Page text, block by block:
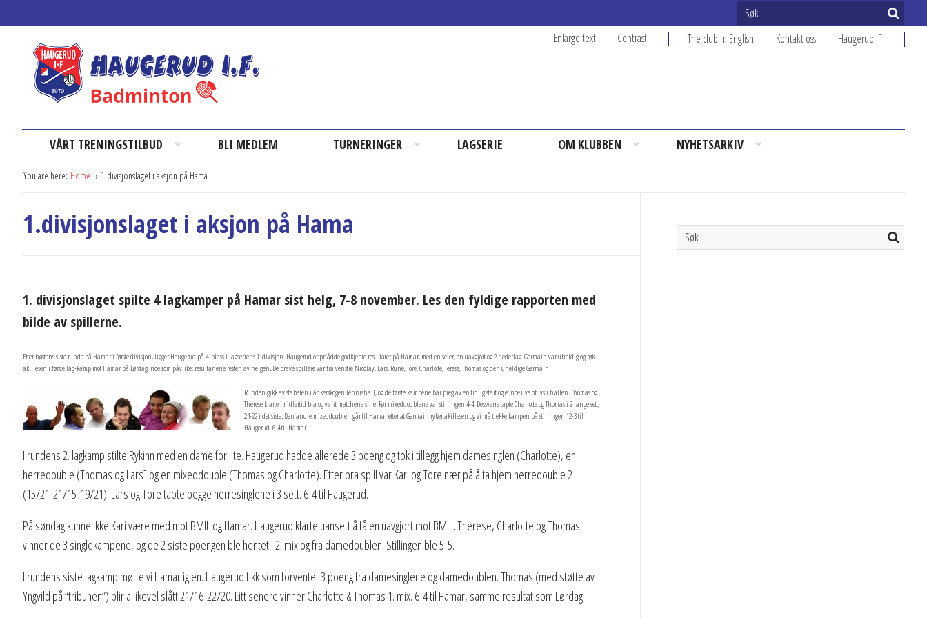
Enlarge text Contrast The club in English Kontakt oss Haugerud IF
VÅRT TRENINGSTILBUD BLI MEDLEM TURNERINGER LAGSERIE OM KLUBBEN NYHETSARKIV
You are here: Home 1.divisjonslaget i aksjon på Hama
1.divisjonslaget i aksjon på Hama
1. divisjonslaget spilte 4 lagkamper på Hamar sist helg, 7-8 november. Les den fyldige rapporten med
bilde av spillerne.
Etter høstens siste runde på Hamar i første divisjon, ligger Haugerud på 4. plass i lagseriens 1. divisjon .Haugerud oppnådde godkjente resultater på Hamar, med en seier, en uavgjort og 2 nederlag. Germain var uheldig og røk
akillesen i første lag-kamp mot Hamar på Lørdag, noe som påvirket resultanene resten av helgen. De brave spillere var fra venstre Nicolay, Lars, Rune, Tore, Charlotte, Terese, Thomas og den uheldige Germain.
Runden gikk av stabelen i Ankerskogen Tennishall, og de første kampene bar preg av en tidlig start og et noe uvant lys i hallen. Thomas og
Therese klarte imidlertid bra og vant matchene sine. Før mixeddoublene var stillingen 4-4. Dessverre tapte Charlotte og Thomas i 2 lange sett,
24-22 i det siste. Den andre mixeddoublen går til Hamar etter at Germain ryker akillesen og vi må trekke kampen på stillingen 12-3 til
Haugerud. 6-4 til Hamar.
I rundens 2. lagkamp stilte Rykinn med en dame for lite. Haugerud hadde allerede 3 poeng og tok i tillegg hjem damesinglen (Charlotte), en
herredouble (Thomas og Lars] og en mixeddouble (Thomas og Charlotte). Etter bra spill var Kari og Tore nær på å ta hjem herredouble 2
(15/21-21/15-19/21). Lars og Tore tapte begge herresinglene i 3 sett. 6-4 til Haugerud.
På søndag kunne ikke Kari være med mot BMIL og Hamar. Haugerud klarte uansett å få en uavgjort mot BMIL. Therese, Charlotte og Thomas
vinner de 3 singlekampene, og de 2 siste poengen ble hentet i 2. mix og fra damedoublen. Stillingen ble 5-5.
I rundens siste lagkamp møtte vi Hamar igjen. Haugerud fikk som forventet 3 poeng fra damesinglene og damedoublen. Thomas (med støtte av
Yngvild på “tribunen”) blir allikevel slått 21/16-22/20. Litt senere vinner Charlotte & Thomas 1. mix. 6-4 til Hamar, samme resultat som Lørdag.